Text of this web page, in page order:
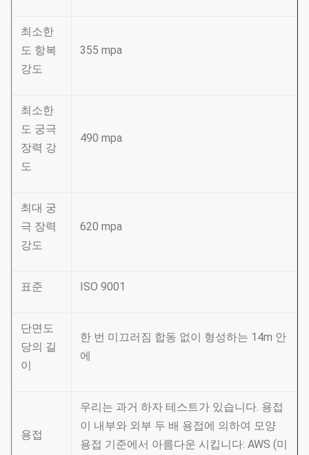
최소한
도 항복
강도
355 mpa
최소한
도 궁극
장력 강
도
490 mpa
최대 궁
극 장력
강도
620 mpa
표준 ISO 9001
단면도
당의 길
이
한 번 미끄러짐 합동 없이 형성하는 14m 안
에
용접
우리는 과거 하자 테스트가 있습니다. 용접
이 내부와 외부 두 배 용접에 의하여 모양
용접 기준에서 아름다운 시킵니다: AWS (미